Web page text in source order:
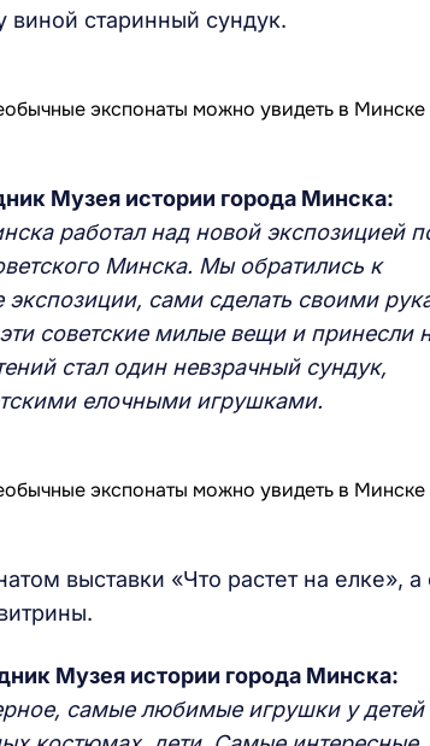
виной старинный сундук.
Музея истории города Минска:
работал над новой экспозицией
Минска. Мы обратились к
экспозиции, сами сделать своими
советские милые вещи и принесли
стал один невзрачный сундук,
елочными игрушками.
выставки «Что растет на елке», а
Музея истории города Минска:
самые любимые игрушки у детей